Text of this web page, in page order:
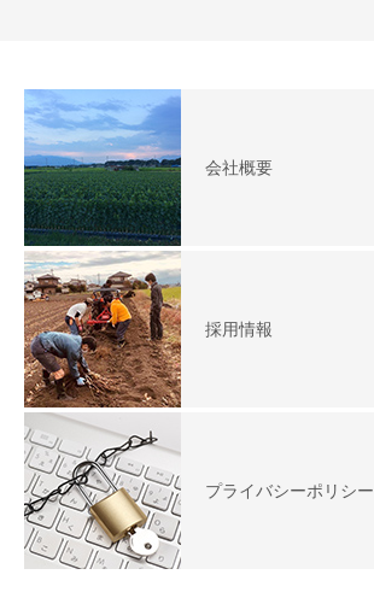
会社概要
採用情報
プライバシーポリシー